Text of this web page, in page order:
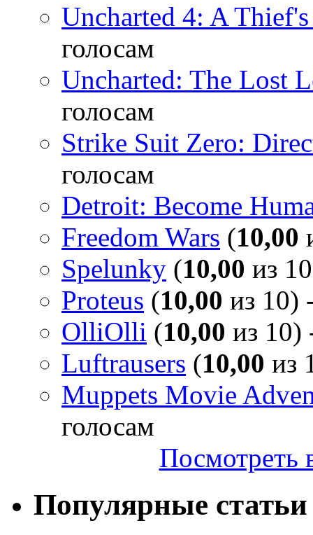
Uncharted 4: A
голосам
Uncharted: The Lost
голосам
Strike Suit Zero:
голосам
Detroit: Become
Freedom Wars (10,00
Spelunky (10,00 из
Proteus (10,00 из 10)
OlliOlli (10,00 из 10)
Luftrausers (10,00 из
Muppets Movie
голосам
Посмотреть
Популярные статьи